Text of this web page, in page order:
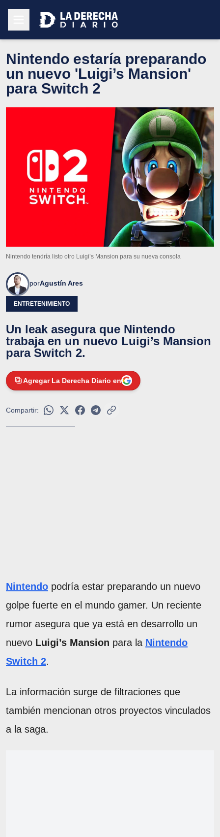
Nintendo estaría preparando
un nuevo 'Luigi’s Mansion'
para Switch 2
Nintendo tendría listo otro Luigi’s Mansion para su nueva consola
porAgustín Ares
ENTRETENIMIENTO
Un leak asegura que Nintendo
trabaja en un nuevo Luigi’s Mansion
para Switch 2.
Agregar La Derecha Diario en
Compartir:
Nintendo podría estar preparando un nuevo
golpe fuerte en el mundo gamer. Un reciente
rumor asegura que ya está en desarrollo un
nuevo Luigi’s Mansion para la Nintendo
Switch 2.
La información surge de filtraciones que
también mencionan otros proyectos vinculados
a la saga.